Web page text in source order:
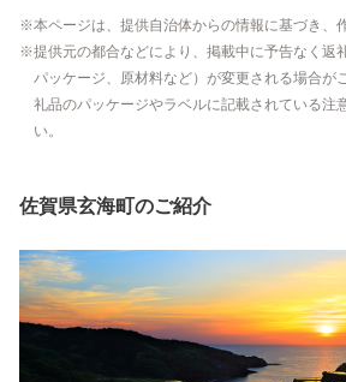
本ページは、提供自治体からの情報に基づき、
提供元の都合などにより、掲載中に予告なく返
パッケージ、原材料など）が変更される場合が
礼品のパッケージやラベルに記載されている注
い。
佐賀県玄海町のご紹介